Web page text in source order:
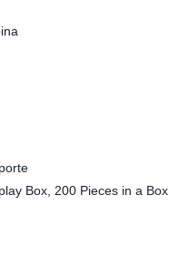
Box, 200 Pieces in a Box